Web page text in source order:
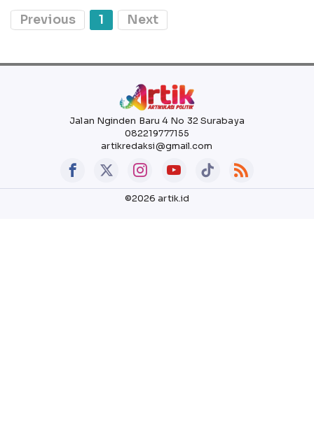
Previous 1 Next
Jalan Nginden Baru 4 No 32 Surabaya
082219777155
artikredaksi@gmail.com
©2026 artik.id